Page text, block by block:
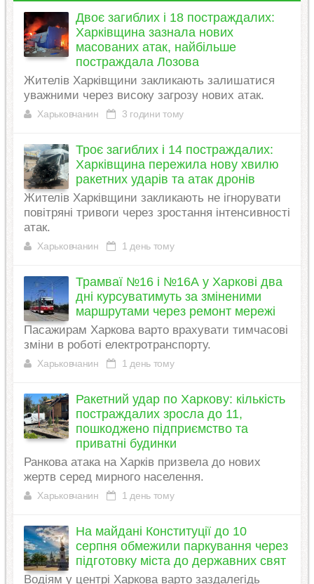
Двоє загиблих і 18 постраждалих:
Харківщина зазнала нових
масованих атак, найбільше
постраждала Лозова
Жителів Харківщини закликають залишатися
уважними через високу загрозу нових атак.
Харьковчанин 3 години тому
Троє загиблих і 14 постраждалих:
Харківщина пережила нову хвилю
ракетних ударів та атак дронів
Жителів Харківщини закликають не ігнорувати
повітряні тривоги через зростання інтенсивності
атак.
Харьковчанин 1 день тому
Трамваї №16 і №16А у Харкові два
дні курсуватимуть за зміненими
маршрутами через ремонт мережі
Пасажирам Харкова варто врахувати тимчасові
зміни в роботі електротранспорту.
Харьковчанин 1 день тому
Ракетний удар по Харкову: кількість
постраждалих зросла до 11,
пошкоджено підприємство та
приватні будинки
Ранкова атака на Харків призвела до нових
жертв серед мирного населення.
Харьковчанин 1 день тому
На майдані Конституції до 10
серпня обмежили паркування через
підготовку міста до державних свят
Водіям у центрі Харкова варто заздалегідь